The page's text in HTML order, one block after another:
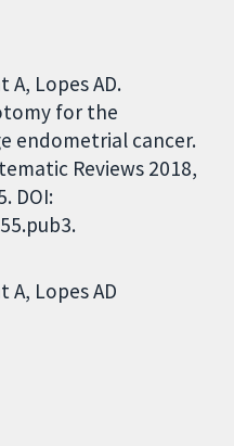
A, Lopes AD.
for the
endometrial cancer.
Reviews 2018,
DOI:
A Lopes AD